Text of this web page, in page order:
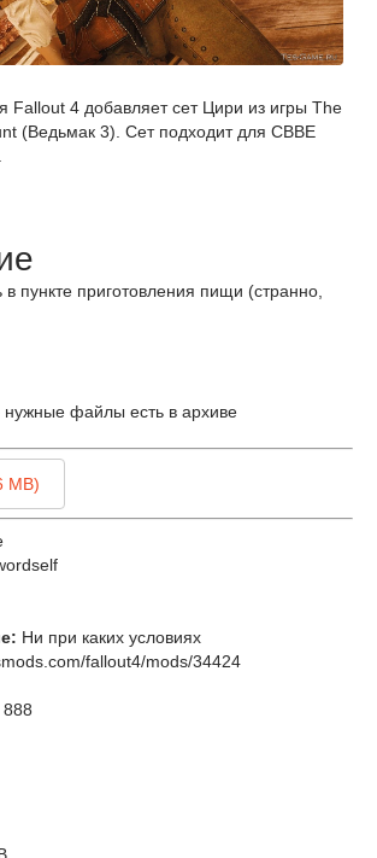
Fallout 4 добавляет сет Цири из игры The
(Ведьмак 3). Сет подходит для CBBE
пункте приготовления пищи (странно,
нужные файлы есть в архиве
MB)
Ни при каких условиях
fallout4/mods/34424
888